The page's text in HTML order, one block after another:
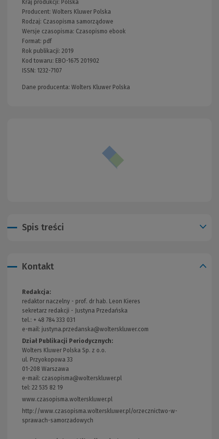
Kraj produkcji: Polska
Producent: Wolters Kluwer Polska
Rodzaj: Czasopisma samorządowe
Wersje czasopisma: Czasopismo ebook
Format: pdf
Rok publikacji: 2019
Kod towaru: EBO-1675 201902
ISSN: 1232-7107
Dane producenta: Wolters Kluwer Polska
Spis treści
Kontakt
Redakcja:
redaktor naczelny - prof. dr hab. Leon Kieres
sekretarz redakcji - Justyna Przedańska
tel.: + 48 784 333 031
e-mail: justyna.przedanska@wolterskluwer.com
Dział Publikacji Periodycznych:
Wolters Kluwer Polska Sp. z o.o.
ul. Przyokopowa 33
01-208 Warszawa
e-mail: czasopisma@wolterskluwer.pl
tel: 22 535 82 19
www.czasopisma.wolterskluwer.pl
do
http://www.czasopisma.wolterskluwer.pl/orzecznictwo-w-
sprawach-samorzadowych